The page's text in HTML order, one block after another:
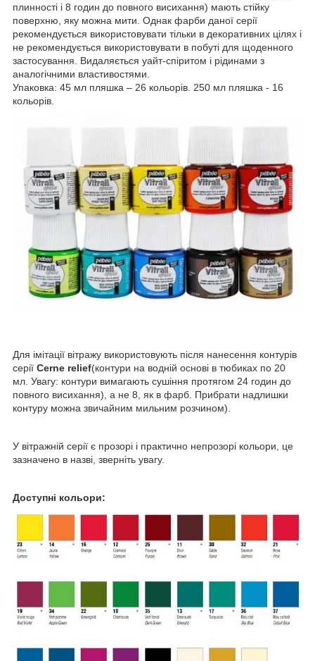
плинності і 8 годин до повного висихання) мають стійку
поверхню, яку можна мити. Однак фарби даної серії
рекомендується використовувати тільки в декоративних цілях і
не рекомендується використовувати в побуті для щоденного
застосування. Видаляється уайт-спіритом і рідинами з
аналогічними властивостями.
Упаковка: 45 мл пляшка – 26 кольорів. 250 мл пляшка - 16
кольорів.
Для імітації вітражу використовують після нанесення контурів
серії Cerne relief(контури на водній основі в тюбиках по 20
мл. Увагу: контури вимагають сушіння протягом 24 годин до
повного висихання), а не 8, як в фарб. Прибрати надлишки
контуру можна звичайним мильним розчином).
У вітражній серії є прозорі і практично непрозорі кольори, це
зазначено в назві, зверніть увагу.
Доступні кольори: